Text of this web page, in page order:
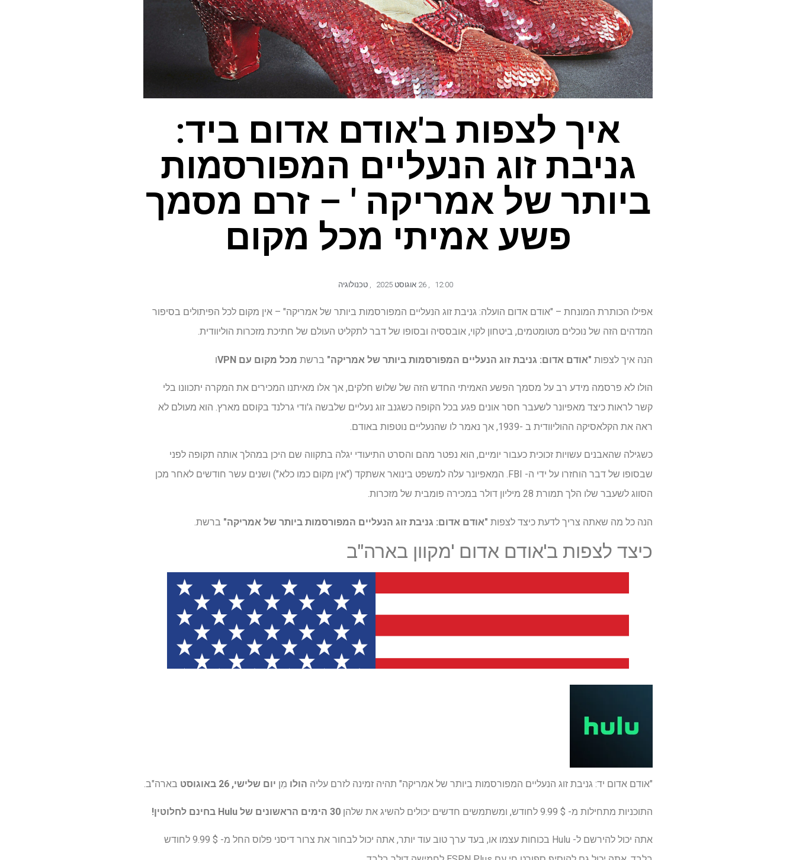
איך לצפות ב'אודם אדום ביד:
גניבת זוג הנעליים המפורסמות
ביותר של אמריקה ' – זרם מסמך
פשע אמיתי מכל מקום
12:00
,
, טכנולוגיה
אפילו הכותרת המונחת – "אודם אדום הועלה: גניבת זוג הנעליים המפורסמות ביותר של אמריקה" – אין מקום לכל הפיתולים בסיפור
המדהים הזה של נוכלים מטומטמים, ביטחון לקוי, אובססיה ובסופו של דבר לתקליט העולם של חתיכת מזכרות הוליוודית.
הנה איך לצפות "אודם אדום: גניבת זוג הנעליים המפורסמות ביותר של אמריקה" ברשת מכל מקום עם VPN ו
הולו לא פרסמה מידע רב על מסמך הפשע האמיתי החדש הזה של שלוש חלקים, אך אלו מאיתנו המכירים את המקרה יתכוונו בלי
קשר לראות כיצד מאפיונר לשעבר חסר אונים פגע בכל הקופה כשגנב זוג נעליים שלבשה ג'ודי גרלנד בקוסם מארץ. הוא מעולם לא
ראה את הקלאסיקה ההוליוודית ב -1939, אך נאמר לו שהנעליים נוטפות באודם.
כשגילה שהאבנים עשויות זכוכית כעבור יומיים, הוא נפטר מהם והסרט התיעודי יגלה בתקווה שם היכן במהלך אותה תקופה לפני
שבסופו של דבר הוחזרו על ידי ה- FBI. המאפיונר עלה למשפט בינואר אשתקד ("אין מקום כמו כלא") ושנים עשר חודשים לאחר מכן
הסווג לשעבר שלו הלך תמורת 28 מיליון דולר במכירה פומבית של מזכרות.
הנה כל מה שאתה צריך לדעת כיצד לצפות "אודם אדום: גניבת זוג הנעליים המפורסמות ביותר של אמריקה" ברשת.
כיצד לצפות ב'אודם אדום 'מקוון בארה"ב
"אודם אדום יד: גניבת זוג הנעליים המפורסמות ביותר של אמריקה" תהיה זמינה לזרם עליה הולו מִן יום שלישי, 26 באוגוסט בארה"ב.
התוכניות מתחילות מ- $ 9.99 לחודש, ומשתמשים חדשים יכולים להשיג את שלהן 30 הימים הראשונים של Hulu בחינם לחלוטין!
אתה יכול להירשם ל- Hulu בכוחות עצמו או, בעד ערך טוב עוד יותר, אתה יכול לבחור את צרור דיסני פלוס החל מ- $ 9.99 לחודש